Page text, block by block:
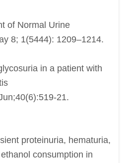
of Normal Urine
8; 1(5444): 1209–1214.
in a patient with
21.
proteinuria, hematuria,
consumption in